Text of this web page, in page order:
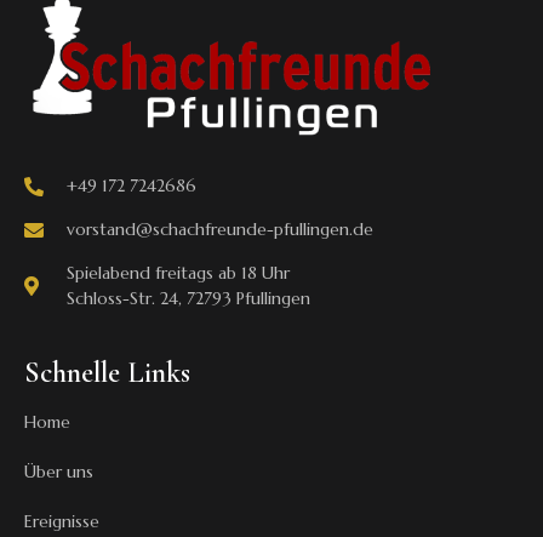
+49 172 7242686
vorstand@schachfreunde-pfullingen.de
Spielabend freitags ab 18 Uhr
Schloss-Str. 24, 72793 Pfullingen
Schnelle Links
Home
Über uns
Ereignisse